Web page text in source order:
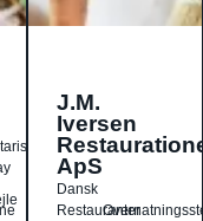
J.M.
Iversen
ApS
Dansk
Restauranter